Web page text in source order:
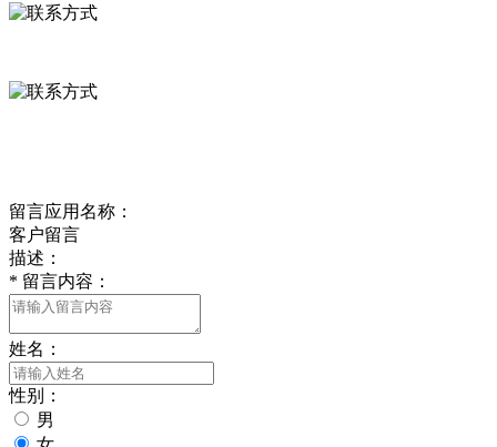
留言应用名称：
客户留言
描述：
* 留言内容：
姓名：
性别：
男